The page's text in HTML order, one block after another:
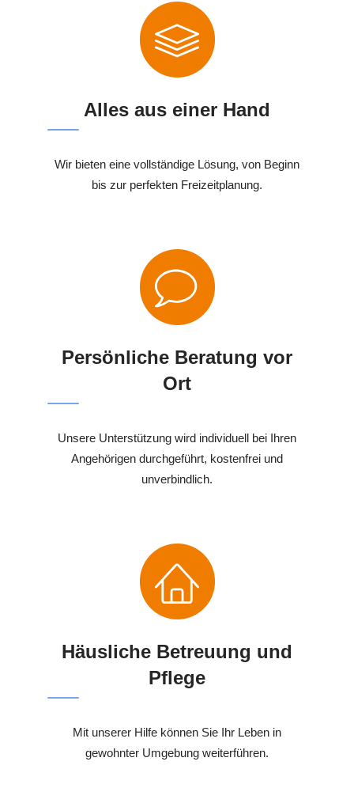
Alles aus einer Hand
Wir bieten eine vollständige Lösung, von Beginn
bis zur perfekten Freizeitplanung.
Persönliche Beratung vor
Ort
Unsere Unterstützung wird individuell bei Ihren
Angehörigen durchgeführt, kostenfrei und
unverbindlich.
Häusliche Betreuung und
Pflege
Mit unserer Hilfe können Sie Ihr Leben in
gewohnter Umgebung weiterführen.